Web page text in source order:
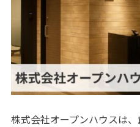
株式会社オープンハウスは